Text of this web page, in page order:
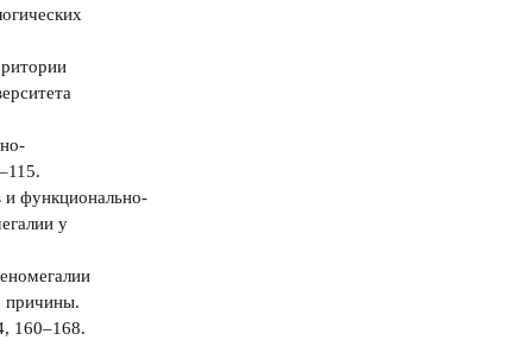
функционально-
у
причины.
160‒168.